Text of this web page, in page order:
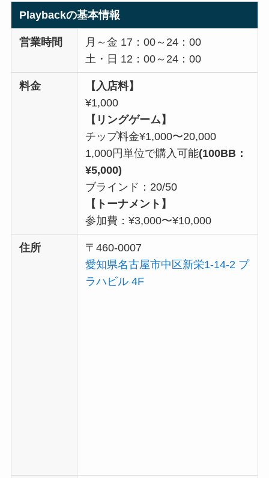
Playbackの基本情報
営業時間
月～金 17：00～24：00
土・日 12：00～24：00
料金
【入店料】
¥1,000
【リングゲーム】
チップ料金¥1,000〜20,000
1,000円単位で購入可能(100BB：
¥5,000)
ブラインド：20/50
【トーナメント】
参加費：¥3,000〜¥10,000
住所
〒460-0007
愛知県名古屋市中区新栄1-14-2 プ
ラハビル 4F